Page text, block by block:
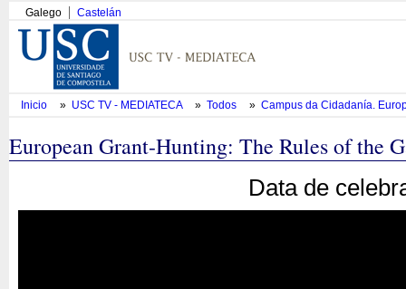
Galego Castelán
Inicio » USC TV - MEDIATECA » Todos » Campus da Cidadanía.
European Grant-Hunting: The Rules of the
Data de